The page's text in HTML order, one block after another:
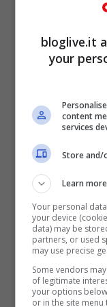
Questa
bloglive.it
your
content
services
Store and/
Learn more
Your personal
your device
data) may be
partners, or used
may use precise
Some vendors
of legitimate
your options
or in the site